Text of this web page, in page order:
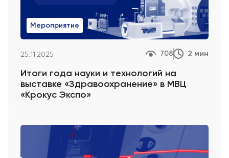
Мероприятие
25.11.2025 708 2 мин
Итоги года науки и технологий на
выставке «Здравоохранение» в МВЦ
«Крокус Экспо»